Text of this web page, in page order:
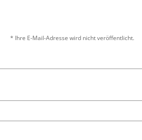
* Ihre E-Mail-Adresse wird nicht veröffentlicht.